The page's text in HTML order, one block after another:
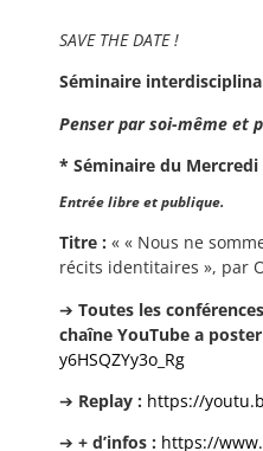
SAVE THE DATE !
Séminaire
Penser par soi-même et
* Séminaire du Mercredi
Entrée libre et publique.
Titre : « « Nous ne
récits identitaires », par
➔Toutes les
chaîne YouTube a
y6HSQZYy3o_Rg
➔ Replay : https://
➔+ d’infos : https://